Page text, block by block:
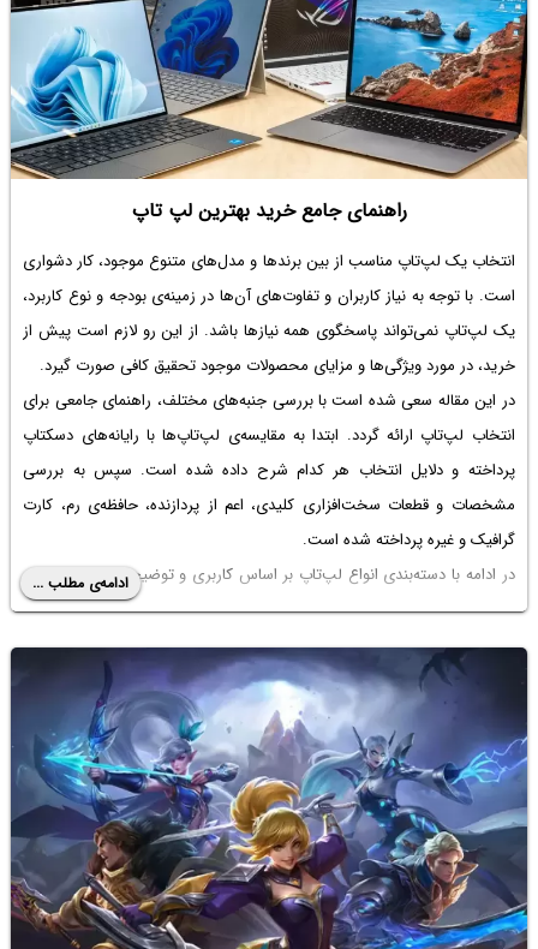
راهنمای جامع خرید بهترین لپ تاپ
انتخاب یک لپ‌تاپ مناسب از بین برندها و مدل‌های متنوع موجود، کار دشواری
است. با توجه به نیاز کاربران و تفاوت‌های آن‌ها در زمینه‌ی بودجه و نوع کاربرد،
یک لپ‌تاپ نمی‌تواند پاسخگوی همه نیازها باشد. از این رو لازم است پیش از
خرید، در مورد ویژگی‌ها و مزایای محصولات موجود تحقیق کافی صورت گیرد.
در این مقاله سعی شده است با بررسی جنبه‌های مختلف، راهنمای جامعی برای
انتخاب لپ‌تاپ ارائه گردد. ابتدا به مقایسه‌ی لپ‌تاپ‌ها با رایانه‌های دسکتاپ
پرداخته و دلایل انتخاب هر کدام شرح داده شده است. سپس به بررسی
مشخصات و قطعات سخت‌افزاری کلیدی، اعم از پردازنده، حافظه‌ی رم، کارت
گرافیک و غیره پرداخته شده است.
در ادامه با دسته‌بندی انواع لپ‌تاپ بر اساس کاربری و توضیح مزایای هر دسته
برای نیاز کاربران، سعی شده راهنمای مناسبی برای انتخاب بهترین لپ تاپ ارائه
گردد. مقایسه مختصری نیز میان چند برند مطرح صورت پذیرفته است. در
نهایت با توجه به تمام جوانب، پیشنهادهایی برای خرید بهینه ارائه شده است.
ادامه‌ی مطلب ...